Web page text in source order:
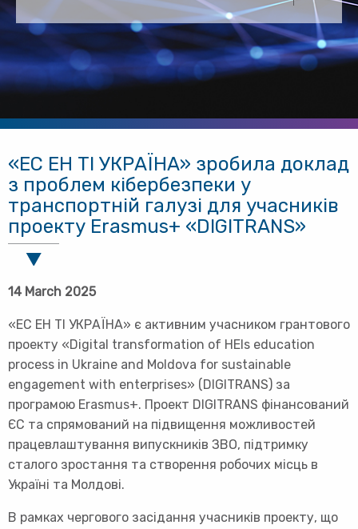
«ЕС ЕН ТІ УКРАЇНА» зробила доклад
з проблем кібербезпеки у
транспортній галузі для учасників
проекту Erasmus+ «DIGITRANS»
14 March 2025
«ЕС ЕН ТІ УКРАЇНА» є активним учасником грантового
проекту «Digital transformation of HEIs education
process in Ukraine and Moldova for sustainable
engagement with enterprises» (DIGITRANS) за
програмою Erasmus+. Проект DIGITRANS фінансований
ЄС та спрямований на підвищення можливостей
працевлаштування випускників ЗВО, підтримку
сталого зростання та створення робочих місць в
Україні та Молдові.
В рамках чергового засідання учасників проекту, що